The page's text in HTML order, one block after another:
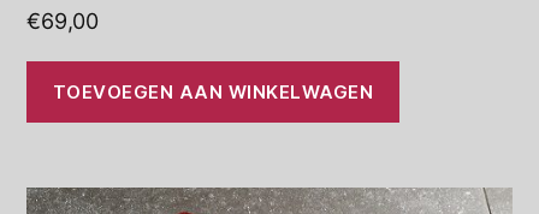
€69,00
TOEVOEGEN AAN WINKELWAGEN